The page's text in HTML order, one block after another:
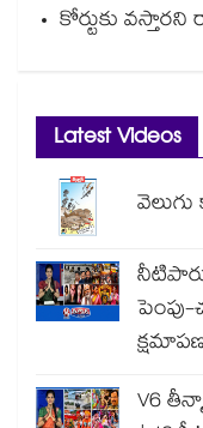
కోర్టుకు
Latest Videos
పెంపు-
V6